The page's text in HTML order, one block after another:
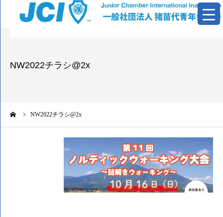
NW2022チラシ@2x
NW2022チラシ@2x
活動報告
情報公開